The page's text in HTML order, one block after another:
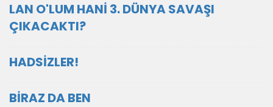
LAN O'LUM HANİ 3. DÜNYA SAVAŞI
ÇIKACAKTI?
HADSİZLER!
BİRAZ DA BEN